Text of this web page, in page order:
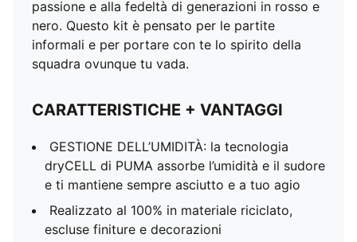
passione e alla fedeltà di generazioni in rosso e
nero. Questo kit è pensato per le partite
informali e per portare con te lo spirito della
squadra ovunque tu vada.
CARATTERISTICHE + VANTAGGI
GESTIONE DELL’UMIDITÀ: la tecnologia
dryCELL di PUMA assorbe l’umidità e il sudore
e ti mantiene sempre asciutto e a tuo agio
Realizzato al 100% in materiale riciclato,
escluse finiture e decorazioni